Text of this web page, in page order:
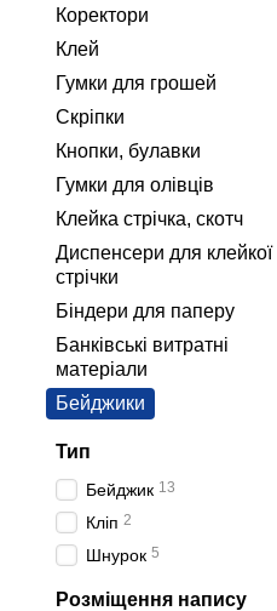
Коректори
Клей
Гумки для грошей
Скріпки
Кнопки, булавки
Гумки для олівців
Клейка стрічка, скотч
Диспенсери для клейкої
стрічки
Біндери для паперу
Банківські витратні
матеріали
Бейджики
Тип
Бейджик 13
Кліп 2
Шнурок 5
Розміщення напису